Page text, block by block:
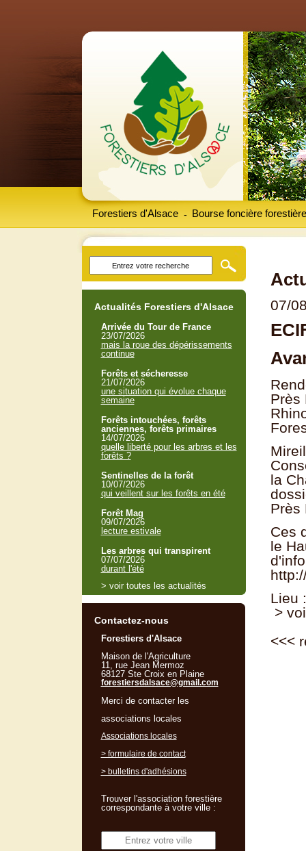
Forestiers d'Alsace Bourse foncière forestière
-
07/
Près
la
Près
Ces
le
Lieu
>
<<<
Actualités Forestiers d'Alsace
Arrivée du Tour de France
23/07/2026
mais la roue des dépérissements
continue
Forêts et sécheresse
21/07/2026
une situation qui évolue chaque
semaine
Forêts intouchées, forêts
anciennes, forêts primaires
14/07/2026
quelle liberté pour les arbres et les
forêts ?
Sentinelles de la forêt
10/07/2026
qui veillent sur les forêts en été
Forêt Mag
09/07/2026
lecture estivale
Les arbres qui transpirent
07/07/2026
durant l'été
> voir toutes les actualités
Contactez-nous
Forestiers d'Alsace
Maison de l'Agriculture
11, rue Jean Mermoz
68127 Ste Croix en Plaine
forestiersdalsace@gmail.com
Merci de contacter les
associations locales
Associations locales
> formulaire de contact
> bulletins d'adhésions
Trouver l'association forestière
correspondante à votre ville :